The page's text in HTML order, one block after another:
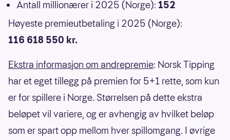
Antall millionærer i 2025 (Norge): 152
Høyeste premieutbetaling i 2025 (Norge):
116 618 550 kr.
Ekstra informasjon om andrepremie: Norsk Tipping
har et eget tillegg på premien for 5+1 rette, som kun
er for spillere i Norge. Størrelsen på dette ekstra
beløpet vil variere, og er avhengig av hvilket beløp
som er spart opp mellom hver spillomgang. I øvrige